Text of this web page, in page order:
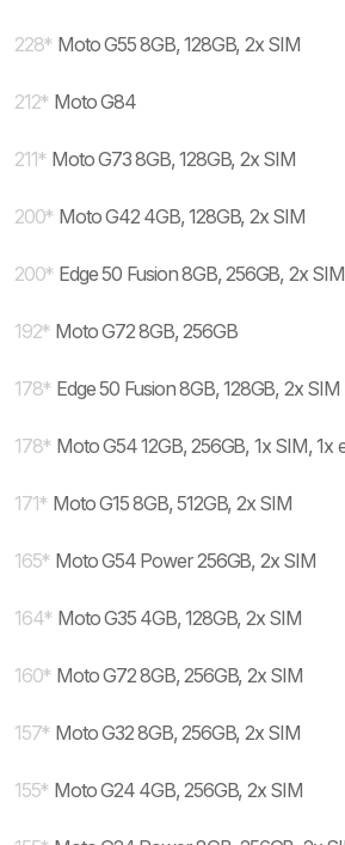
228* Moto G55 8GB, 128GB, 2x SIM
212* Moto G84
211* Moto G73 8GB, 128GB, 2x SIM
200* Moto G42 4GB, 128GB, 2x SIM
200* Edge 50 Fusion 8GB, 256GB, 2x SIM
192* Moto G72 8GB, 256GB
178* Edge 50 Fusion 8GB, 128GB, 2x SIM
178* Moto G54 12GB, 256GB, 1x SIM, 1x
171* Moto G15 8GB, 512GB, 2x SIM
165* Moto G54 Power 256GB, 2x SIM
164* Moto G35 4GB, 128GB, 2x SIM
160* Moto G72 8GB, 256GB, 2x SIM
157* Moto G32 8GB, 256GB, 2x SIM
155* Moto G24 4GB, 256GB, 2x SIM